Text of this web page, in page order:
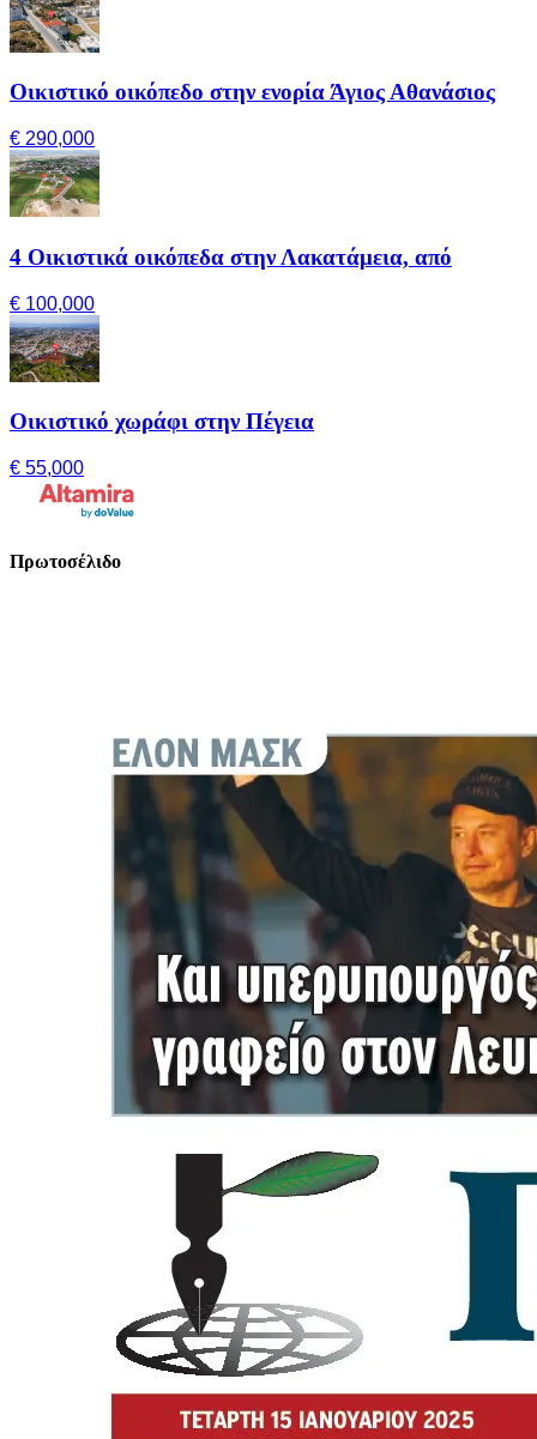
Οικιστικό οικόπεδο στην ενορία Άγιος Αθανάσιος
€ 290,000
4 Οικιστικά οικόπεδα στην Λακατάμεια, από
€ 100,000
Οικιστικό χωράφι στην Πέγεια
€ 55,000
Πρωτοσέλιδο